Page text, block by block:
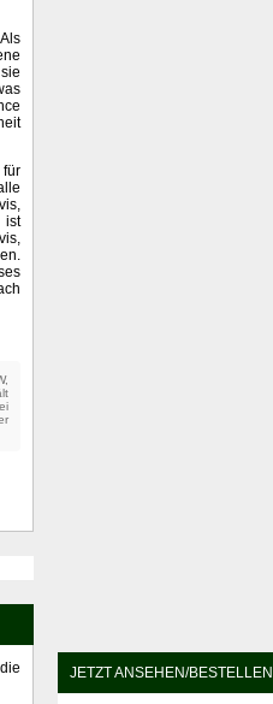
für
ist
JETZT ANSEHEN/BESTELLEN